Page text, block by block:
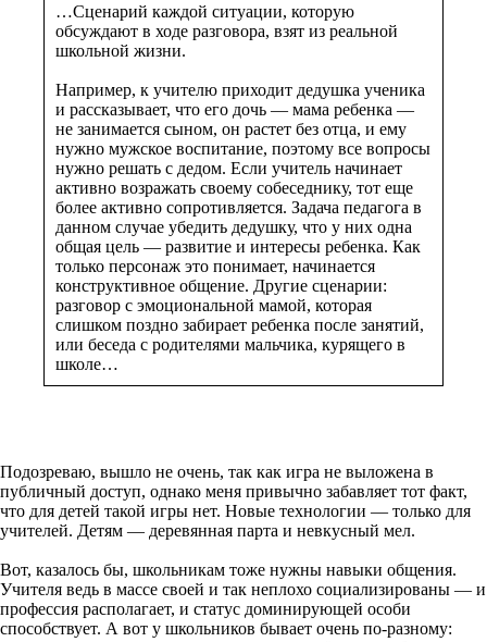
…Сценарий каждой ситуации, которую
обсуждают в ходе разговора, взят из реальной
школьной жизни.
Например, к учителю приходит дедушка ученика
и рассказывает, что его дочь — мама ребенка —
не занимается сыном, он растет без отца, и ему
нужно мужское воспитание, поэтому все вопросы
нужно решать с дедом. Если учитель начинает
активно возражать своему собеседнику, тот еще
более активно сопротивляется. Задача педагога в
данном случае убедить дедушку, что у них одна
общая цель — развитие и интересы ребенка. Как
только персонаж это понимает, начинается
конструктивное общение. Другие сценарии:
разговор с эмоциональной мамой, которая
слишком поздно забирает ребенка после занятий,
или беседа с родителями мальчика, курящего в
школе…
Подозреваю, вышло не очень, так как игра не выложена в
публичный доступ, однако меня привычно забавляет тот факт,
что для детей такой игры нет. Новые технологии — только для
учителей. Детям — деревянная парта и невкусный мел.
Вот, казалось бы, школьникам тоже нужны навыки общения.
Учителя ведь в массе своей и так неплохо социализированы — и
профессия располагает, и статус доминирующей особи
способствует. А вот у школьников бывает очень по-разному: